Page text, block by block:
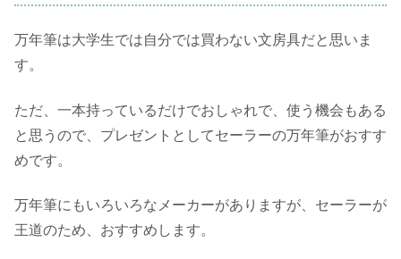
万年筆は大学生では自分では買わない文房具だと思いま
す。
ただ、一本持っているだけでおしゃれで、使う機会もある
と思うので、プレゼントとしてセーラーの万年筆がおすす
めです。
万年筆にもいろいろなメーカーがありますが、セーラーが
王道のため、おすすめします。